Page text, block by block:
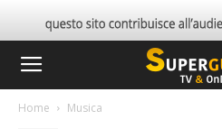
Home Musica